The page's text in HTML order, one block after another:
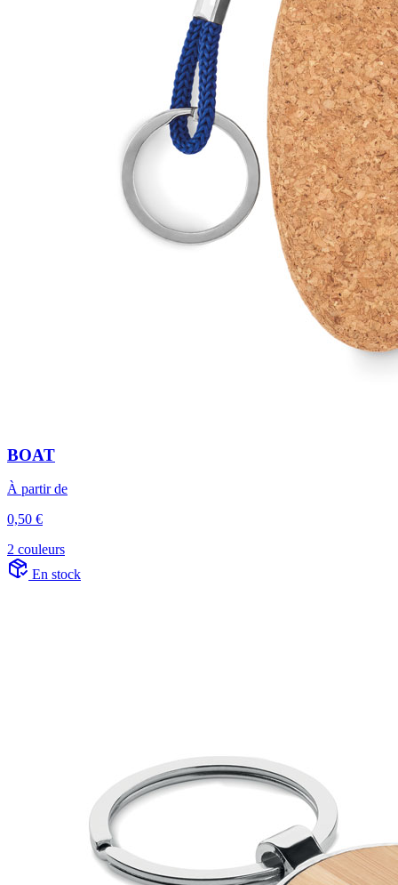
BOAT
À partir de
0,50 €
2 couleurs
En stock